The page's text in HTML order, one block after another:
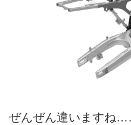
ぜんぜん違いますね